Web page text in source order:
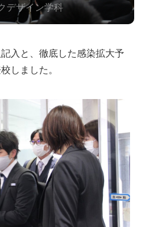
デザイン学科
入と、徹底した感染拡大予
しました。